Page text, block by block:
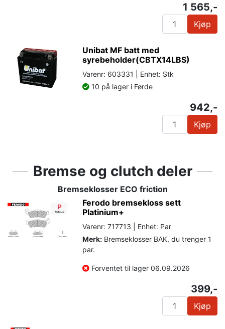
1 565,-
Kjøp
Unibat MF batt med
syrebeholder(CBTX14LBS)
Varenr: 603331 | Enhet: Stk
10 på lager i Førde
942,-
Kjøp
Bremse og clutch deler
Bremseklosser ECO friction
Ferodo bremsekloss sett
Platinium+
Varenr: 717713 | Enhet: Par
Merk: Bremseklosser BAK, du trenger 1
par.
Forventet til lager 06.09.2026
399,-
Kjøp